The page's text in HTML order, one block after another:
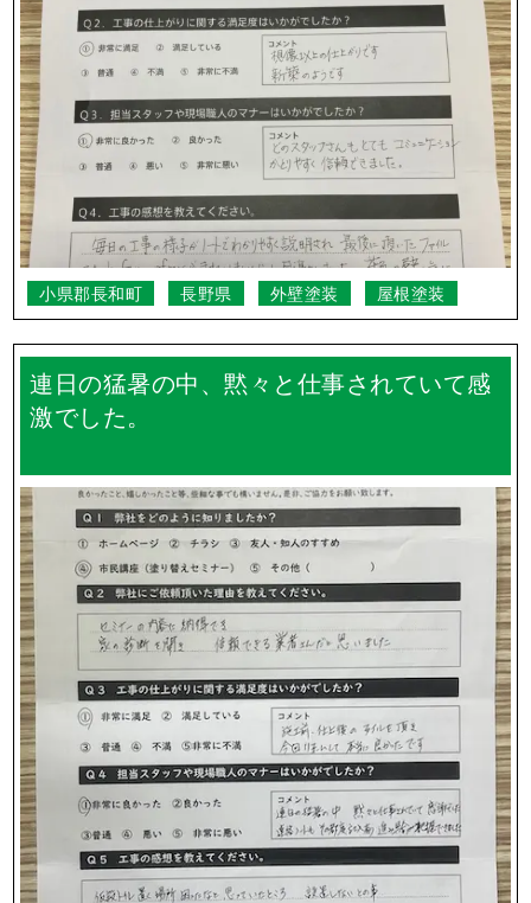
小県郡長和町 長野県 外壁塗装 屋根塗装
連日の猛暑の中、黙々と仕事されていて感
激でした。